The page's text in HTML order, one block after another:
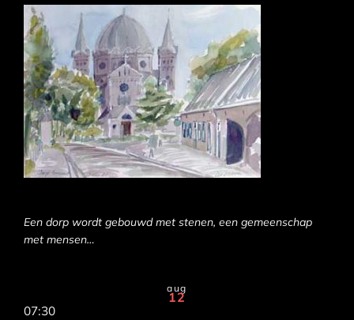
Een dorp wordt gebouwd met stenen, een gemeenschap
met mensen…
aug
12
07:30